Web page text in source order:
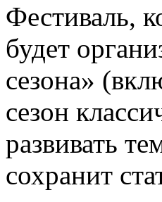
Фестиваль,
будет
сезона»
сезон
развивать
сохранит